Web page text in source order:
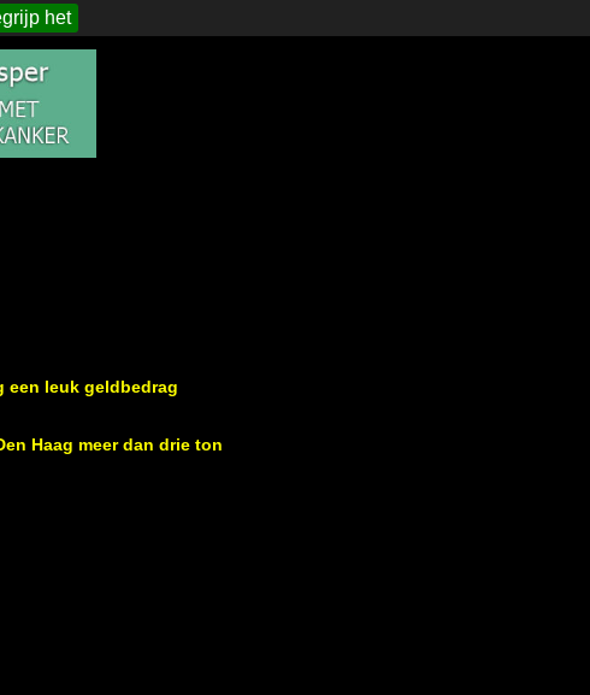
het
een leuk geldbedrag
Haag meer dan drie ton